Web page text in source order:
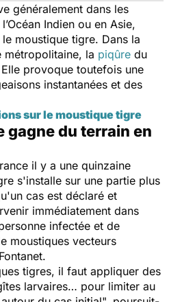
généralement dans les
Indien ou en Asie,
moustique tigre. Dans la
métropolitaine, la piqûre du
provoque toutefois une
instantanées et des
sur le moustique tigre
gagne du terrain en
il y a une quinzaine
s'installe sur une partie plus
cas est déclaré et
immédiatement dans
infectée et de
moustiques vecteurs
tigres, il faut appliquer des
larvaires… pour limiter au